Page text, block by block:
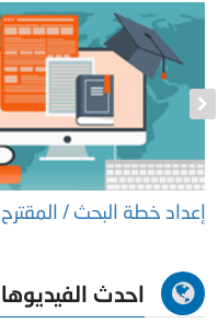
إعداد خطة البحث / المقترح
احدث